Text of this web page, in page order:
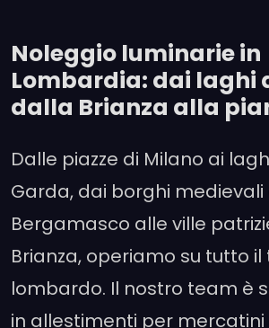
Noleggio luminarie in
Lombardia: dai laghi
dalla Brianza alla
Dalle piazze di Milano ai
Garda, dai borghi medievali
Bergamasco alle ville
Brianza, operiamo su tutto
lombardo. Il nostro team è
in allestimenti per mercatini